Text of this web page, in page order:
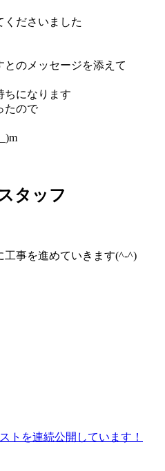
くださいました
とのメッセージを添えて
ちになります
たので
タッフ
工事を進めていきます(^-^)
トを連続公開しています！